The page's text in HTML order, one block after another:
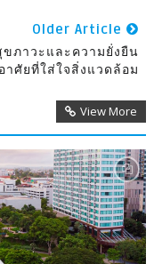
Older Article
ภาวะและความยั่งยืน
าศัยที่ใส่ใจสิ่งแวดล้อม
View More